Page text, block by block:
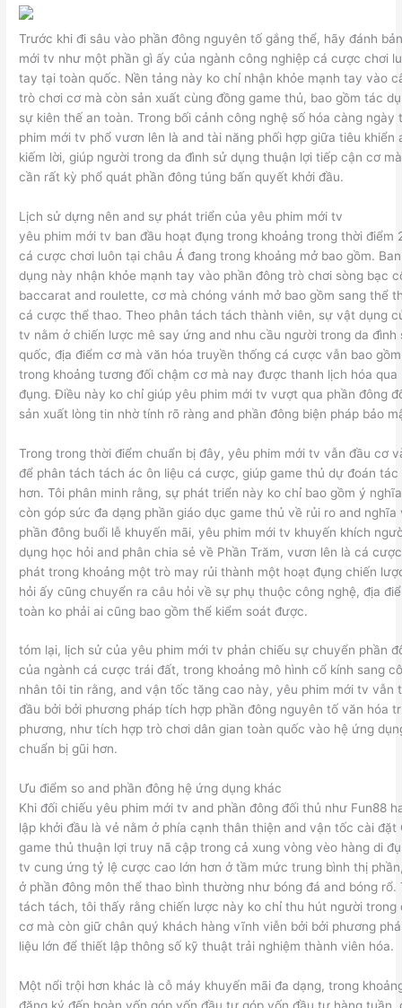
Trước khi đi sâu vào phần đông nguyên tố gắng thể, hãy đánh
mới tv như một phần gì ấy của ngành công nghiệp cá cược chơi
tay tại toàn quốc. Nền tảng này ko chỉ nhận khỏe mạnh tay vào
trò chơi cơ mà còn sản xuất cùng đồng game thủ, bao gồm tác
sự kiên thế an toàn. Trong bối cảnh công nghệ số hóa càng ngày
phim mới tv phổ vươn lên là and tài năng phối hợp giữa tiêu khiển
kiếm lời, giúp người trong da đình sử dụng thuận lợi tiếp cận cơ
cần rất kỳ phổ quát phần đông túng bấn quyết khởi đầu.
Lịch sử dựng nên and sự phát triển của yêu phim mới tv
yêu phim mới tv ban đầu hoạt đụng trong khoảng trong thời điểm
cá cược chơi luôn tại châu Á đang trong khoảng mở bao gồm.
dụng này nhận khỏe mạnh tay vào phần đông trò chơi sòng bạc
baccarat and roulette, cơ mà chóng vánh mở bao gồm sang thể
cá cược thể thao. Theo phân tách tách thành viên, sự vật dụng
tv nằm ở chiến lược mê say ứng and nhu cầu người trong da đình
quốc, địa điểm cơ mà văn hóa truyền thống cá cược vẫn bao
trong khoảng tương đối chậm cơ mà nay được thanh lịch hóa qua
đụng. Điều này ko chỉ giúp yêu phim mới tv vượt qua phần đông
sản xuất lòng tin nhờ tính rõ ràng and phần đông biện pháp bảo
Trong trong thời điểm chuẩn bị đây, yêu phim mới tv vẫn đầu cơ
để phân tách tách ác ôn liệu cá cược, giúp game thủ dự đoán tác
hơn. Tôi phân minh rằng, sự phát triển này ko chỉ bao gồm ý
còn góp sức đa dạng phần giáo dục game thủ về rủi ro and nghĩa
phần đông buổi lễ khuyến mãi, yêu phim mới tv khuyến khích
dụng học hỏi and phân chia sẻ về Phần Trăm, vươn lên là cá
phát trong khoảng một trò may rủi thành một hoạt đụng chiến
hỏi ấy cũng chuyển ra câu hỏi về sự phụ thuộc công nghệ, địa
toàn ko phải ai cũng bao gồm thể kiểm soát được.
tóm lại, lịch sử của yêu phim mới tv phản chiếu sự chuyển phần
của ngành cá cược trái đất, trong khoảng mô hình cổ kính sang
nhân tôi tin rằng, and vận tốc tăng cao này, yêu phim mới tv vẫn
đầu bởi bởi phương pháp tích hợp phần đông nguyên tố văn hóa
phương, như tích hợp trò chơi dân gian toàn quốc vào hệ ứng
chuẩn bị gũi hơn.
Ưu điểm so and phần đông hệ ứng dụng khác
Khi đối chiếu yêu phim mới tv and phần đông đối thủ như Fun88
lập khởi đầu là vẻ nằm ở phía cạnh thân thiện and vận tốc cài đặt
game thủ thuận lợi truy nã cập trong cả xung vòng vèo hàng di
tv cung ứng tỷ lệ cược cao lớn hơn ở tầm mức trung bình thị
ở phần đông môn thể thao bình thường như bóng đá and bóng rổ.
tách tách, tôi thấy rằng chiến lược này ko chỉ thu hút người trong
cơ mà còn giữ chân quý khách hàng vĩnh viễn bởi bởi phương
liệu lớn để thiết lập thông số kỹ thuật trải nghiệm thành viên hóa.
Một nổi trội hơn khác là cỗ máy khuyến mãi đa dạng, trong